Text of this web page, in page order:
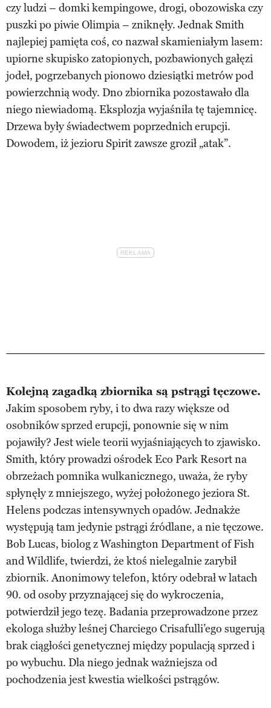
czy ludzi – domki kempingowe, drogi, obozowiska czy
puszki po piwie Olimpia – zniknęły. Jednak Smith
najlepiej pamięta coś, co nazwał skamieniałym lasem:
upiorne skupisko zatopionych, pozbawionych gałęzi
jodeł, pogrzebanych pionowo dziesiątki metrów pod
powierzchnią wody. Dno zbiornika pozostawało dla
niego niewiadomą. Eksplozja wyjaśniła tę tajemnicę.
Drzewa były świadectwem poprzednich erupcji.
Dowodem, iż jezioru Spirit zawsze groził „atak”.
Kolejną zagadką zbiornika są pstrągi tęczowe.
Jakim sposobem ryby, i to dwa razy większe od
osobników sprzed erupcji, ponownie się w nim
pojawiły? Jest wiele teorii wyjaśniających to zjawisko.
Smith, który prowadzi ośrodek Eco Park Resort na
obrzeżach pomnika wulkanicznego, uważa, że ryby
spłynęły z mniejszego, wyżej położonego jeziora St.
Helens podczas intensywnych opadów. Jednakże
występują tam jedynie pstrągi źródlane, a nie tęczowe.
Bob Lucas, biolog z Washington Department of Fish
and Wildlife, twierdzi, że ktoś nielegalnie zarybił
zbiornik. Anonimowy telefon, który odebrał w latach
90. od osoby przyznającej się do wykroczenia,
potwierdził jego tezę. Badania przeprowadzone przez
ekologa służby leśnej Charciego Crisafulli’ego sugerują
brak ciągłości genetycznej między populacją sprzed i
po wybuchu. Dla niego jednak ważniejsza od
pochodzenia jest kwestia wielkości pstrągów.